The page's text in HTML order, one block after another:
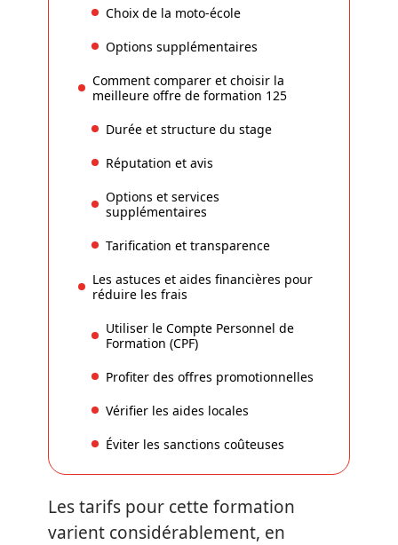
Choix de la moto-école
Options supplémentaires
Comment comparer et choisir la
meilleure offre de formation 125
Durée et structure du stage
Réputation et avis
Options et services
supplémentaires
Tarification et transparence
Les astuces et aides financières pour
réduire les frais
Utiliser le Compte Personnel de
Formation (CPF)
Profiter des offres promotionnelles
Vérifier les aides locales
Éviter les sanctions coûteuses
Les tarifs pour cette formation
varient considérablement, en